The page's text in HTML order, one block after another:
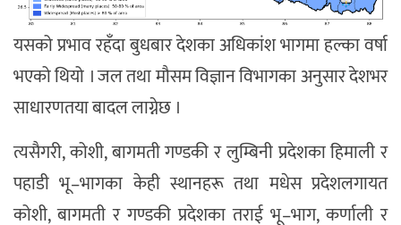
यसको प्रभाव रहँदा बुधबार देशका अधिकांश भागमा हल्का वर्षा
भएको थियो । जल तथा मौसम विज्ञान विभागका अनुसार देशभर
साधारणतया बादल लाग्नेछ ।
त्यसैगरी, कोशी, बागमती गण्डकी र लुम्बिनी प्रदेशका हिमाली र
पहाडी भू–भागका केही स्थानहरू तथा मधेस प्रदेशलगायत
कोशी, बागमती र गण्डकी प्रदेशका तराई भू–भाग, कर्णाली र